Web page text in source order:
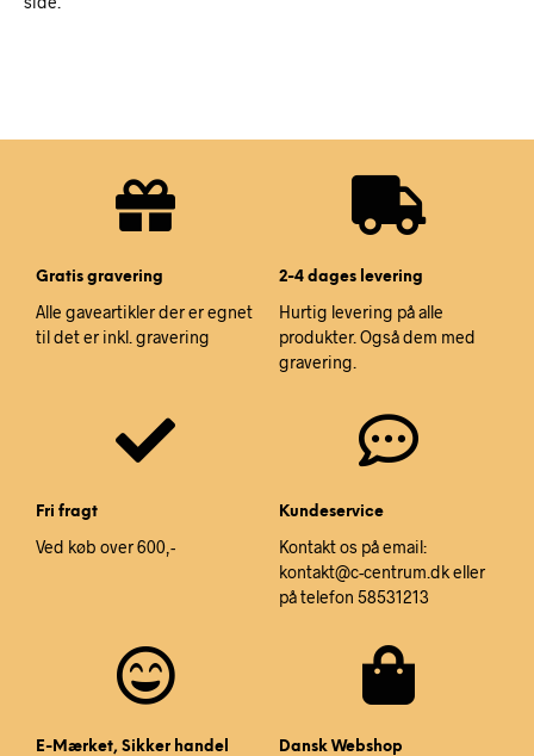
Gratis gravering
Alle gaveartikler der er egnet
til det er inkl. gravering
2-4 dages levering
Hurtig levering på alle
produkter. Også dem med
gravering.
Fri fragt
Ved køb over 600,-
Kundeservice
Kontakt os på email:
kontakt@c-centrum.dk eller
på telefon 58531213
E-Mærket, Sikker handel Dansk Webshop